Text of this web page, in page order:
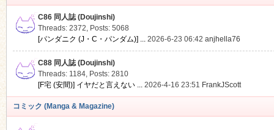
C86 同人誌 (Doujinshi)
Threads: 2372, Posts: 5068
[パンダニク (J・C・パンダム)] ... 2026-6-23 06:42 anjhella76
C88 同人誌 (Doujinshi)
Threads: 1184, Posts: 2810
[F宅 (安間)] イヤだと言えない ... 2026-4-16 23:51 FrankJScott
コミック (Manga & Magazine)